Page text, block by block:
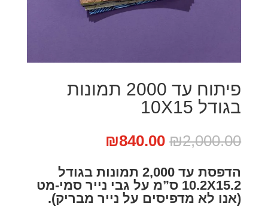
פיתוח עד 2000 תמונות
בגודל 10X15
₪2,000.00 המחיר
היה:
₪2,000.00.
₪840.00
הוא:
₪840.00.
הדפסת עד 2,000 תמונות בגודל
10.2X15.2 ס”מ על גבי נייר סמי-מט
(אנו לא מדפיסים על נייר מבריק).